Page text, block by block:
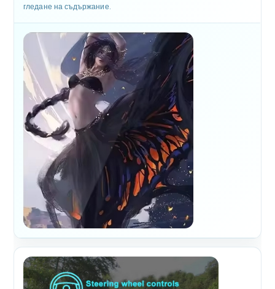
гледане на съдържание.